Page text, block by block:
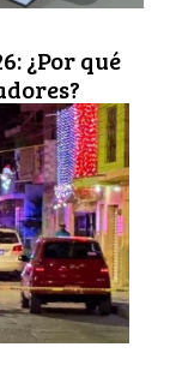
¿Por qué